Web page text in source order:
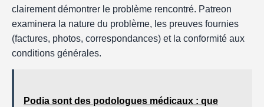
clairement démontrer le problème rencontré. Patreon
examinera la nature du problème, les preuves fournies
(factures, photos, correspondances) et la conformité aux
conditions générales.
Podia sont des podologues médicaux : que